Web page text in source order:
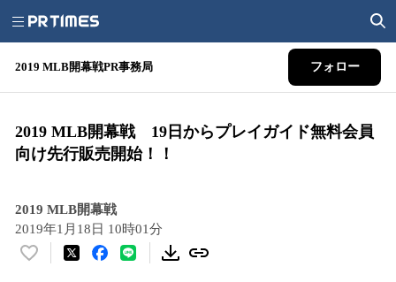
2019 MLB開幕戦PR事務局 フォロー
2019 MLB開幕戦 19日からプレイガイド無料会員
向け先行販売開始！！
2019 MLB開幕戦
2019年1月18日 10時01分
い